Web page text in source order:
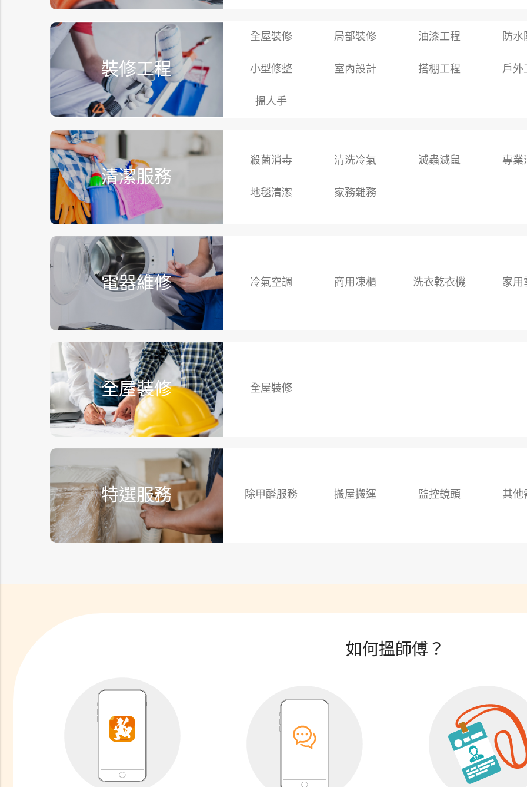
裝修工程
全屋裝修 局部裝修 油漆工程 防水
小型修整 室內設計 搭棚工程 戶外
搵人手
清潔服務
殺菌消毒 清洗冷氣 滅蟲滅鼠 專業
地毯清潔 家務雜務
電器維修 冷氣空調 商用凍櫃 洗衣乾衣機 家用
全屋裝修 全屋裝修
特選服務 除甲醛服務 搬屋搬運 監控鏡頭 其他
如何搵師傅？